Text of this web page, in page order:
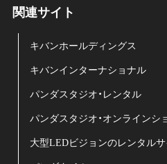
関連サイト
キバンホールディングス
キバンインターナショナル
パンダスタジオ・レンタル
パンダスタジオ・オンラインシ
大型LEDビジョンのレンタルサ